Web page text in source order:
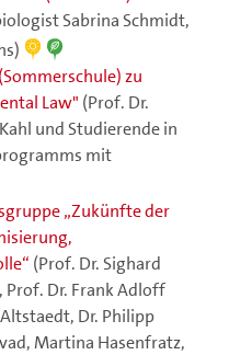
Sabrina Schmidt,
zu
Law" (Prof. Dr.
und Studierende in
mit
„Zukünfte der
(Prof. Dr. Sighard
Prof. Dr. Frank Adloff
Dr. Philipp
Martina Hasenfratz,